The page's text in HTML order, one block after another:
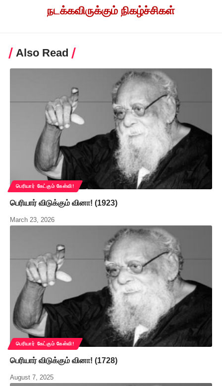
நடக்கவிருக்கும் நிகழ்ச்சிகள்
Also Read
பெரியார் கேட்கும் கேள்வி!
பெரியார் விடுக்கும் வினா! (1923)
March 23, 2026
பெரியார் கேட்கும் கேள்வி!
பெரியார் விடுக்கும் வினா! (1728)
August 7, 2025